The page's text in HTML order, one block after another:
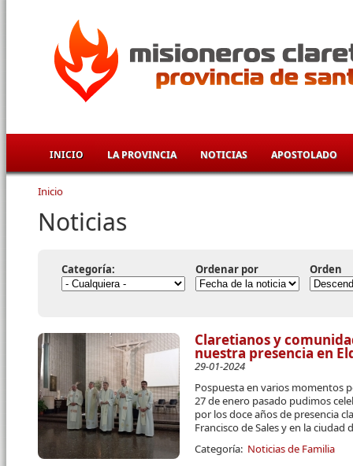
INICIO LA PROVINCIA NOTICIAS APOSTOLADO
Se encuentra usted aquí
Inicio
Noticias
Categoría: Ordenar por Orden
Claretianos y
nuestra presencia en
29-01-2024
Pospuesta en varios momentos
27 de enero pasado pudimos
por los doce años de presencia
Francisco de Sales y en la ciudad
Categoría: Noticias de Familia